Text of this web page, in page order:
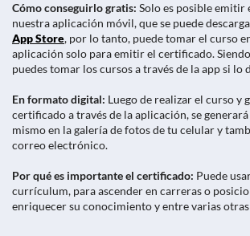
Cómo conseguirlo gratis: Solo es posible emitir
nuestra aplicación móvil, que se puede
App Store, por lo tanto, puede tomar el curso
aplicación solo para emitir el certificado.
puedes tomar los cursos a través de la app si lo
En formato digital: Luego de realizar el curso y
certificado a través de la aplicación, se
mismo en la galería de fotos de tu celular y
correo electrónico.
Por qué es importante el certificado: Puede
currículum, para ascender en carreras o
enriquecer su conocimiento y entre varias